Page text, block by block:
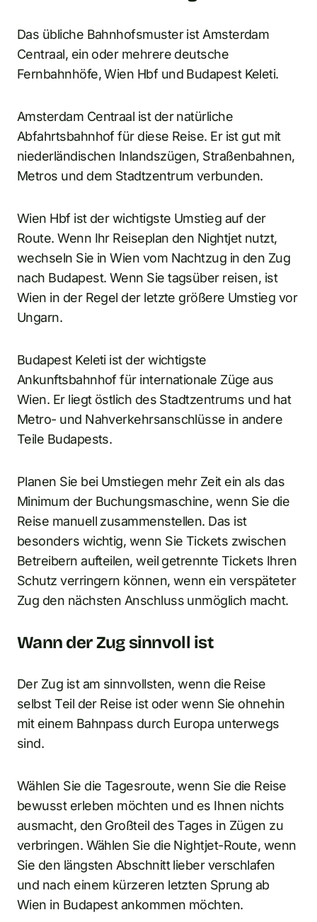
Das übliche Bahnhofsmuster ist Amsterdam
Centraal, ein oder mehrere deutsche
Fernbahnhöfe, Wien Hbf und Budapest Keleti.
Amsterdam Centraal ist der natürliche
Abfahrtsbahnhof für diese Reise. Er ist gut mit
niederländischen Inlandszügen, Straßenbahnen,
Metros und dem Stadtzentrum verbunden.
Wien Hbf ist der wichtigste Umstieg auf der
Route. Wenn Ihr Reiseplan den Nightjet nutzt,
wechseln Sie in Wien vom Nachtzug in den Zug
nach Budapest. Wenn Sie tagsüber reisen, ist
Wien in der Regel der letzte größere Umstieg vor
Ungarn.
Budapest Keleti ist der wichtigste
Ankunftsbahnhof für internationale Züge aus
Wien. Er liegt östlich des Stadtzentrums und hat
Metro- und Nahverkehrsanschlüsse in andere
Teile Budapests.
Planen Sie bei Umstiegen mehr Zeit ein als das
Minimum der Buchungsmaschine, wenn Sie die
Reise manuell zusammenstellen. Das ist
besonders wichtig, wenn Sie Tickets zwischen
Betreibern aufteilen, weil getrennte Tickets Ihren
Schutz verringern können, wenn ein verspäteter
Zug den nächsten Anschluss unmöglich macht.
Wann der Zug sinnvoll ist
Der Zug ist am sinnvollsten, wenn die Reise
selbst Teil der Reise ist oder wenn Sie ohnehin
mit einem Bahnpass durch Europa unterwegs
sind.
Wählen Sie die Tagesroute, wenn Sie die Reise
bewusst erleben möchten und es Ihnen nichts
ausmacht, den Großteil des Tages in Zügen zu
verbringen. Wählen Sie die Nightjet-Route, wenn
Sie den längsten Abschnitt lieber verschlafen
und nach einem kürzeren letzten Sprung ab
Wien in Budapest ankommen möchten.